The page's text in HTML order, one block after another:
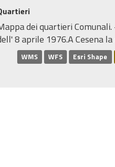
dei quartieri
8 aprile 1976.A Cesena
WMS WFS Esri Shape